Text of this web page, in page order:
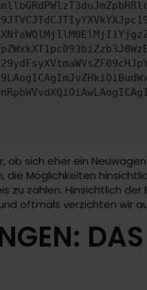
sich eher ein
Möglichkeiten
zahlen. Hinsichtlich der
oftmals verzichten wir